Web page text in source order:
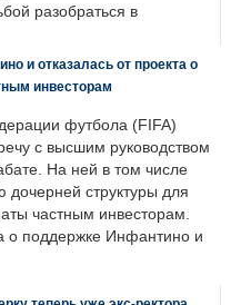
разобраться в
и отказалась от проекта о
инвесторам
футбола (FIFA)
с высшим руководством
На ней в том числе
дочерней структуры для
частным инвесторам.
о поддержке Инфантино и